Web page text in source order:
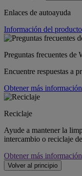
Enlaces de autoayuda
Información del producto
Preguntas frecuentes de
Encuentre respuestas a
Obtener más información
Reciclaje
Ayude a mantener la
intercambio o reciclaje
Obtener más información
Volver al principio